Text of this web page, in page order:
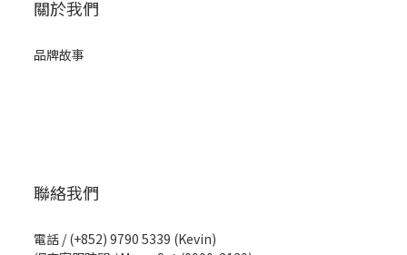
關於我們
品牌故事
聯絡我們
電話 / (+852) 9790 5339 (Kevin)